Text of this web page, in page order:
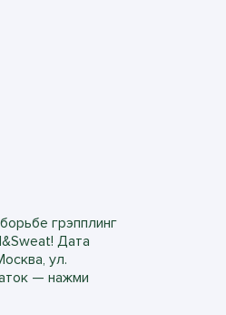
грэпплинг
Дата
ул.
— нажми